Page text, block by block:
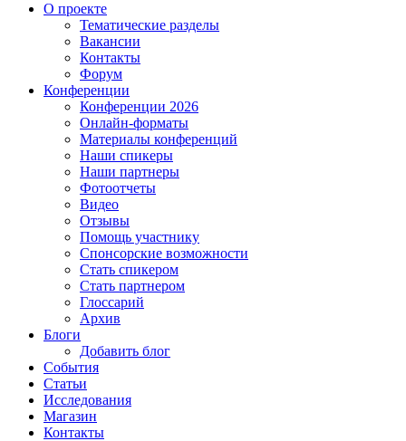
О проекте
Тематические разделы
Вакансии
Контакты
Форум
Конференции
Конференции 2026
Онлайн-форматы
Материалы конференций
Наши спикеры
Наши партнеры
Фотоотчеты
Видео
Отзывы
Помощь участнику
Спонсорские возможности
Стать спикером
Стать партнером
Глоссарий
Архив
Блоги
Добавить блог
События
Статьи
Исследования
Магазин
Контакты